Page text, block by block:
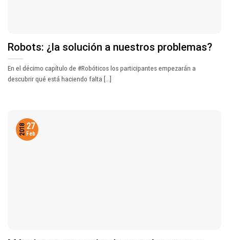
Robots: ¿la solución a nuestros problemas?
En el décimo capítulo de #Robóticos los participantes empezarán a
descubrir qué está haciendo falta [...]
27
Feb
2018